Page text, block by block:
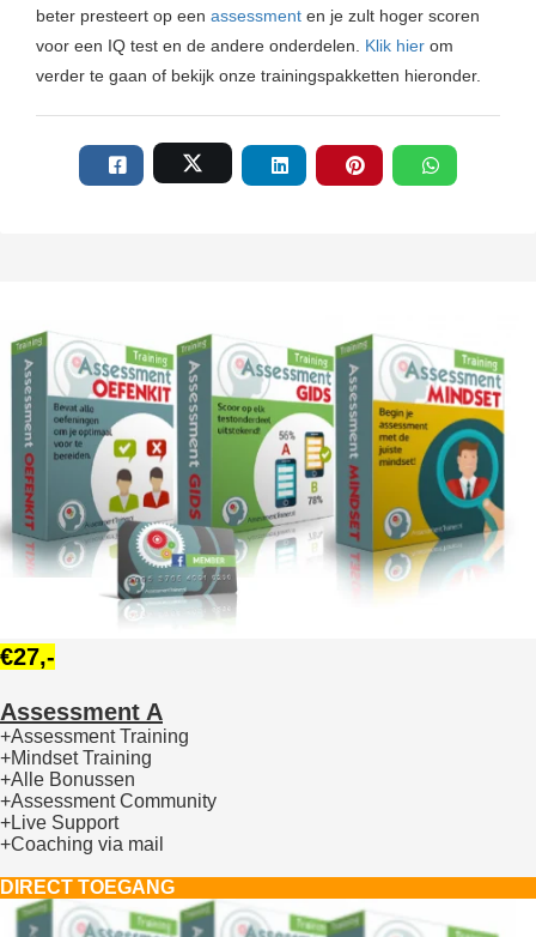
beter presteert op een assessment en je zult hoger scoren
voor een IQ test en de andere onderdelen. Klik hier om
verder te gaan of bekijk onze trainingspakketten hieronder.
€27,-
Assessment A
+Assessment Training
+Mindset Training
+Alle Bonussen
+Assessment Community
+Live Support
+Coaching via mail
DIRECT TOEGANG